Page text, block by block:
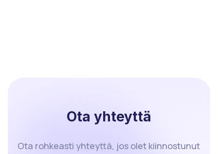
Ota yhteyttä
Ota rohkeasti yhteyttä, jos olet kiinnostunut